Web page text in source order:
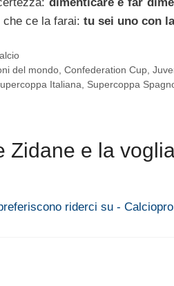
ce la farai: tu sei uno con
del mondo ,Confederation Cup ,
Italiana Supercoppa
Zidane e la
riderci su - Calciopro